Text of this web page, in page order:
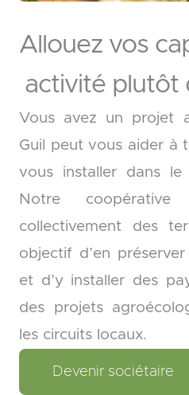
Allouez vos
activité plutôt
Vous avez un projet
Guil peut vous aider à
vous installer dans le
Notre coopérative
collectivement des
objectif d’en
et d’y installer des
des projets
les circuits locaux.
Devenir sociétaire